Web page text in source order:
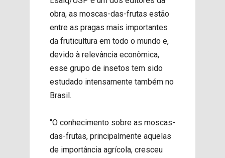
obra, as moscas-das-frutas estão
entre as pragas mais importantes
da fruticultura em todo o mundo e,
devido à relevância econômica,
esse grupo de insetos tem sido
estudado intensamente também no
Brasil.
“O conhecimento sobre as moscas-
das-frutas, principalmente aquelas
de importância agrícola, cresceu